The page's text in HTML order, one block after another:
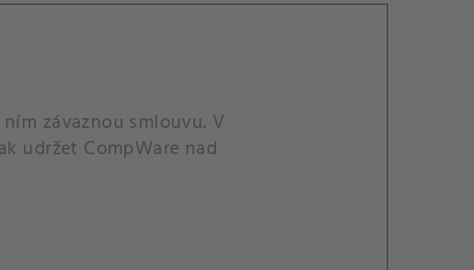
závaznou smlouvu. V
udržet CompWare nad